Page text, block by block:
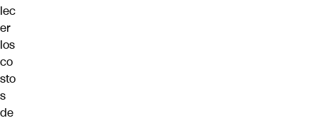
lec
er
los
co
sto
s
de